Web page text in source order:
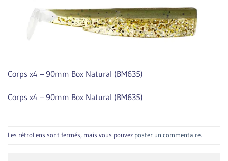
Corps x4 – 90mm Box Natural (BM635)
Corps x4 – 90mm Box Natural (BM635)
Les rétroliens sont fermés, mais vous pouvez poster un commentaire.